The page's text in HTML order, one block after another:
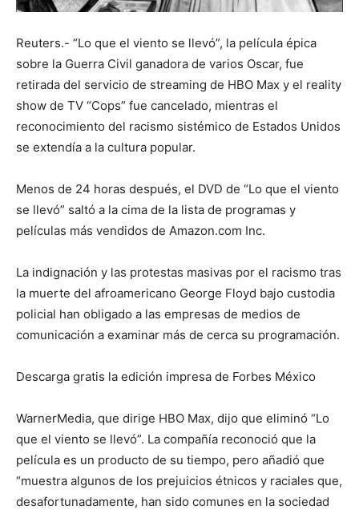
Reuters.- “Lo que el viento se llevó”, la película épica
sobre la Guerra Civil ganadora de varios Oscar, fue
retirada del servicio de streaming de HBO Max y el reality
show de TV “Cops” fue cancelado, mientras el
reconocimiento del racismo sistémico de Estados Unidos
se extendía a la cultura popular.
Menos de 24 horas después, el DVD de “Lo que el viento
se llevó” saltó a la cima de la lista de programas y
películas más vendidos de Amazon.com Inc.
La indignación y las protestas masivas por el racismo tras
la muerte del afroamericano George Floyd bajo custodia
policial han obligado a las empresas de medios de
comunicación a examinar más de cerca su programación.
Descarga gratis la edición impresa de Forbes México
WarnerMedia, que dirige HBO Max, dijo que eliminó “Lo
que el viento se llevó”. La compañía reconoció que la
película es un producto de su tiempo, pero añadió que
“muestra algunos de los prejuicios étnicos y raciales que,
desafortunadamente, han sido comunes en la sociedad